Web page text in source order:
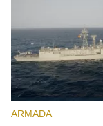
ARMADA